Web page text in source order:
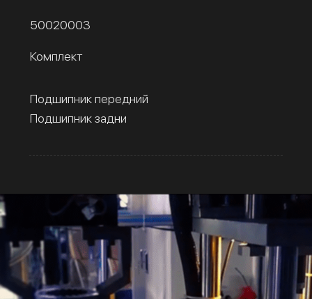
50020003
Комплект
Подшипник передний
Подшипник задни